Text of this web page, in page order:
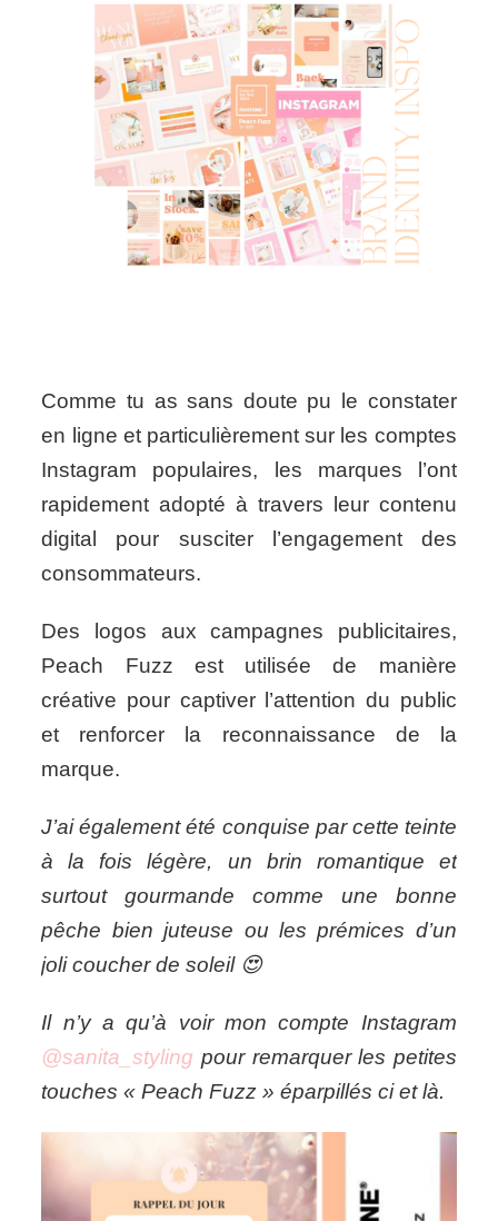
Comme tu as sans doute pu le constater
en ligne et particulièrement sur les comptes
Instagram populaires, les marques l’ont
rapidement adopté à travers leur contenu
digital pour susciter l’engagement des
consommateurs.
Des logos aux campagnes publicitaires,
Peach Fuzz est utilisée de manière
créative pour captiver l’attention du public
et renforcer la reconnaissance de la
marque.
J’ai également été conquise par cette teinte
à la fois légère, un brin romantique et
surtout gourmande comme une bonne
pêche bien juteuse ou les prémices d’un
joli coucher de soleil 😍
Il n’y a qu’à voir mon compte Instagram
@sanita_styling pour remarquer les petites
touches « Peach Fuzz » éparpillés ci et là.